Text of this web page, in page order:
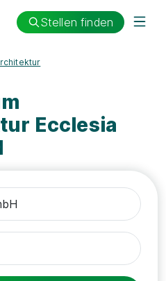
Stellen finden
Ecclesia